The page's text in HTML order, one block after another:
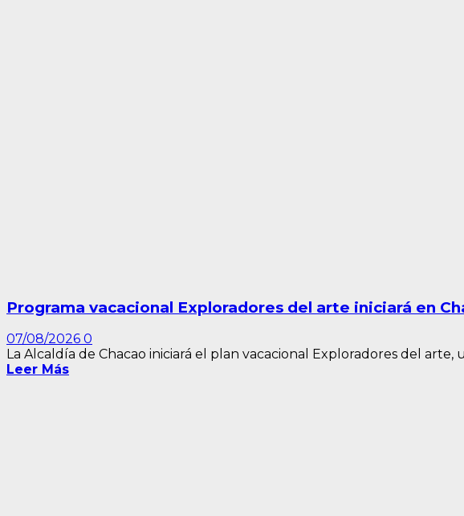
Programa vacacional Exploradores del arte iniciará en
07/08/2026 0
La Alcaldía de Chacao iniciará el plan vacacional Exploradores del arte,
Leer Más